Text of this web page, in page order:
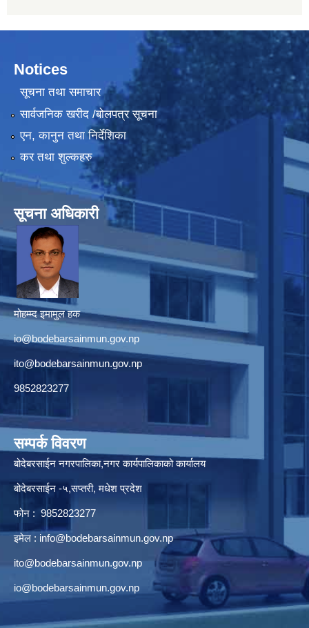
Notices
सूचना तथा समाचार
सार्वजनिक खरीद /बोलपत्र सूचना
एन, कानुन तथा निर्देशिका
कर तथा शुल्कहरु
सूचना अधिकारी
मोहम्म्द इमामुल हक
io@bodebarsainmun.gov.np
ito@bodebarsainmun.gov.np
9852823277
सम्पर्क विवरण
बोदेबरसाईन नगरपालिका,नगर कार्यपालिकाको कार्यालय
बोदेबरसाईन -५,सप्तरी, मधेश प्रदेश
फोन : 9852823277
इमेल : info@bodebarsainmun.gov.np
ito@bodebarsainmun.gov.np
io@bodebarsainmun.gov.np